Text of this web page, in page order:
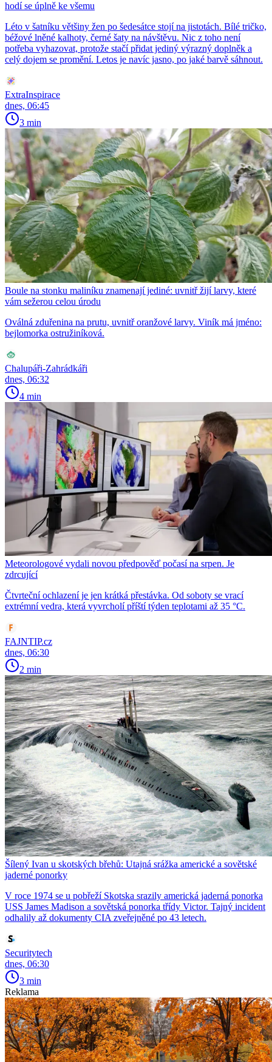
hodí se úplně ke všemu
Léto v šatníku většiny žen po šedesátce stojí na jistotách. Bílé tričko,
béžové lněné kalhoty, černé šaty na návštěvu. Nic z toho není
potřeba vyhazovat, protože stačí přidat jediný výrazný doplněk a
celý dojem se promění. Letos je navíc jasno, po jaké barvě sáhnout.
ExtraInspirace
dnes, 06:45
3 min
Boule na stonku maliníku znamenají jediné: uvnitř žijí larvy, které
vám sežerou celou úrodu
Oválná zduřenina na prutu, uvnitř oranžové larvy. Viník má jméno:
bejlomorka ostružiníková.
Chalupáři-Zahrádkáři
dnes, 06:32
4 min
Meteorologové vydali novou předpověď počasí na srpen. Je
zdrcující
Čtvrteční ochlazení je jen krátká přestávka. Od soboty se vrací
extrémní vedra, která vyvrcholí příští týden teplotami až 35 °C.
FAJNTIP.cz
dnes, 06:30
2 min
Šílený Ivan u skotských břehů: Utajná srážka americké a sovětské
jaderné ponorky
V roce 1974 se u pobřeží Skotska srazily americká jaderná ponorka
USS James Madison a sovětská ponorka třídy Victor. Tajný incident
odhalily až dokumenty CIA zveřejněné po 43 letech.
Securitytech
dnes, 06:30
3 min
Reklama